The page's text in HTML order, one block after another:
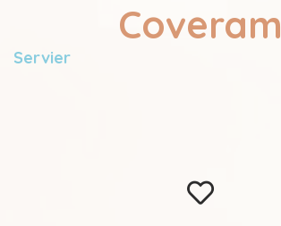
Coveram
Servier